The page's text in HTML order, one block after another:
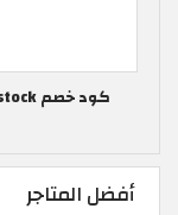
أفضل المتاجر